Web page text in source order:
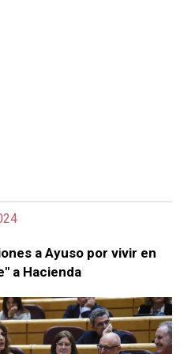
a Ayuso por vivir en
a Hacienda